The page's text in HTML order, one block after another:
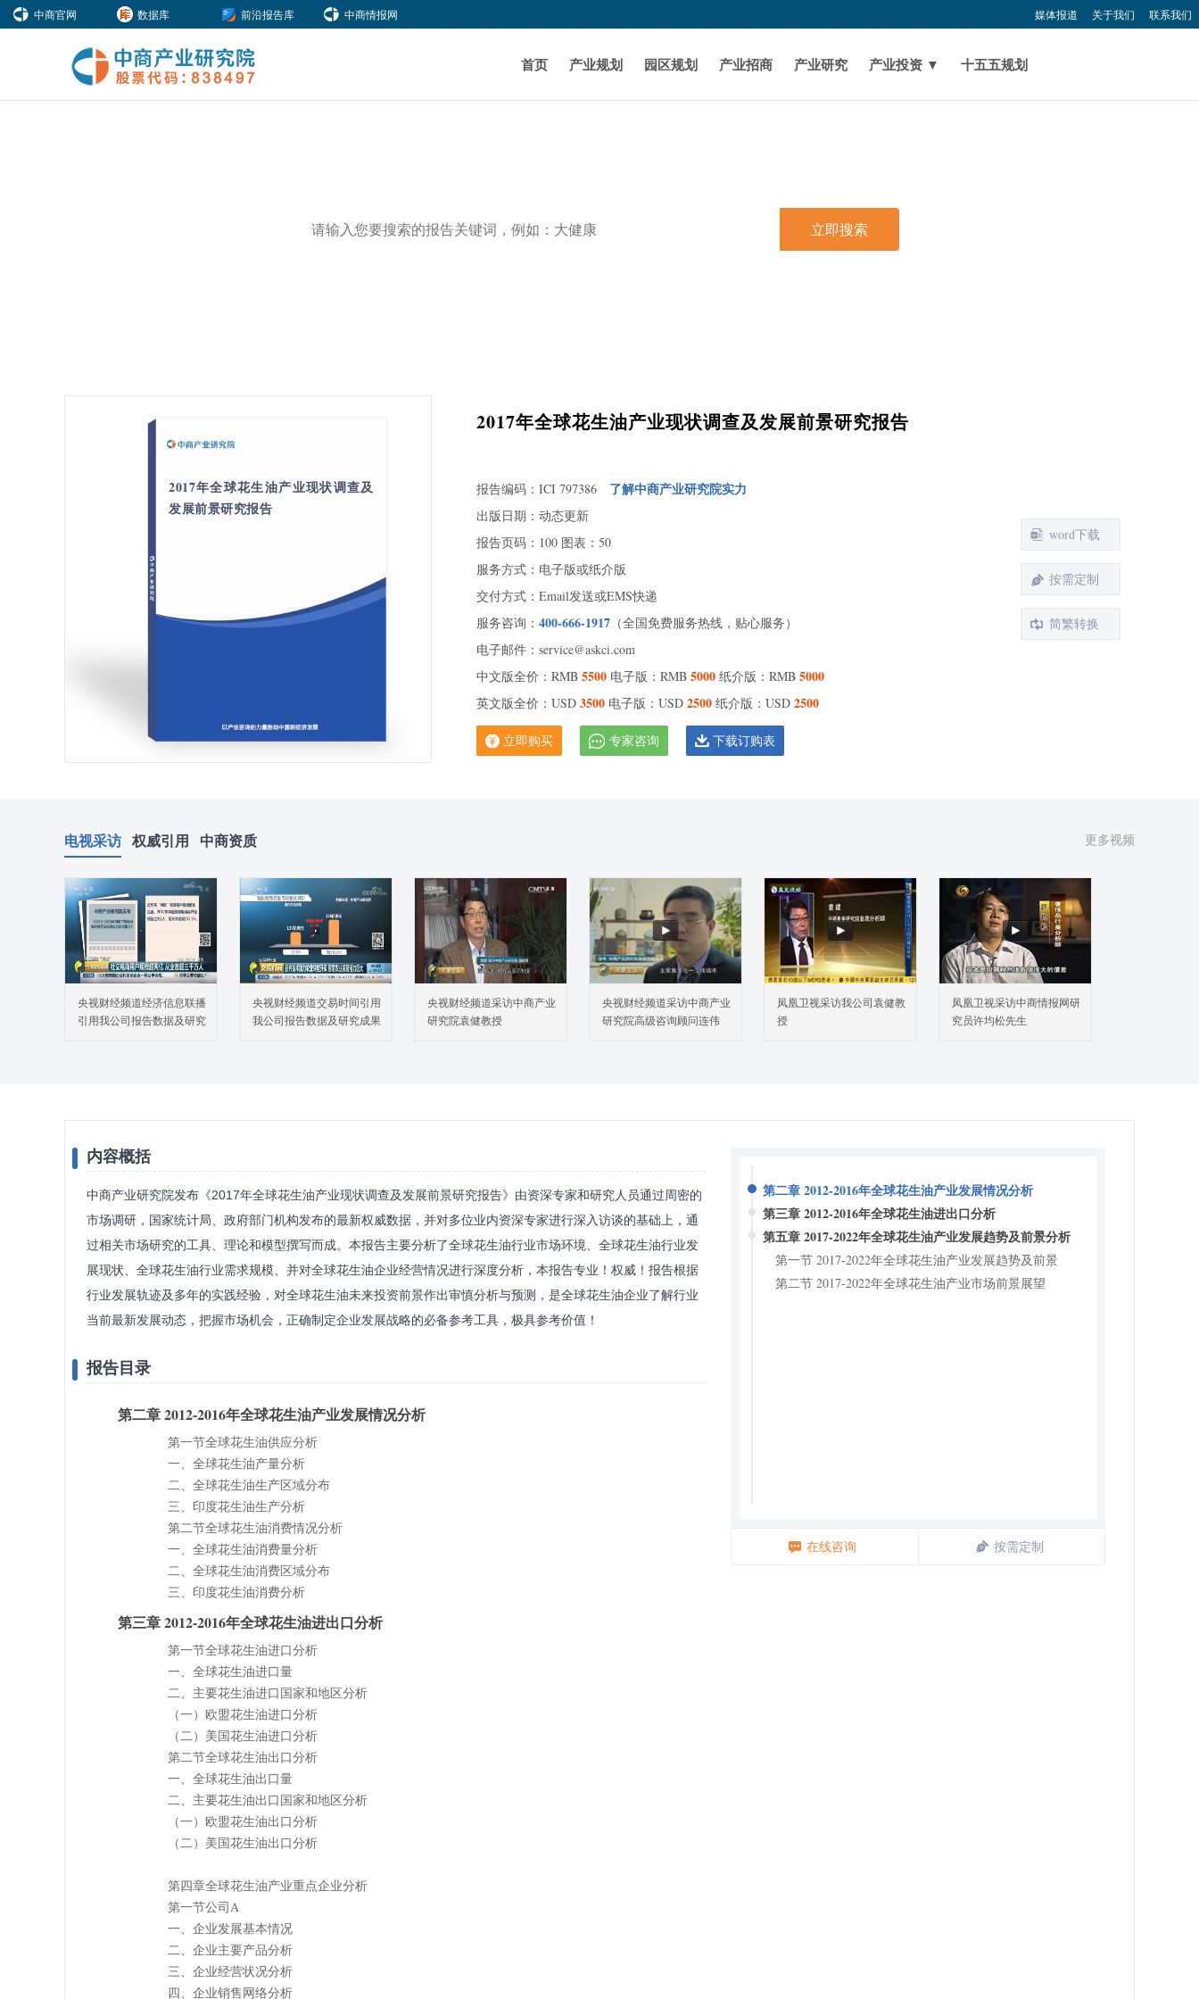
中商官网 数据库 前沿报告库 中商情报网 媒体报道 关于我们 联系我们
首页 产业规划 园区规划 产业招商 产业研究 产业投资 ▼ 十五五规划
立即搜索
2017年全球花生油产业现状调查及
发展前景研究报告
2017年全球花生油产业现状调查及发展前景研究报告
报告编码：ICI 797386 了解中商产业研究院实力
出版日期：动态更新
报告页码：100 图表：50
服务方式：电子版或纸介版
交付方式：Email发送或EMS快递
服务咨询： 400-666-1917 （全国免费服务热线，贴心服务）
电子邮件：service@askci.com
中文版全价：RMB 5500 电子版：RMB 5000 纸介版：RMB 5000
英文版全价：USD 3500 电子版：USD 2500 纸介版：USD 2500
立即购买 专家咨询 下载订购表
word下载
按需定制
简繁转换
电视采访 权威引用 中商资质
央视财经频道经济信息联播
引用我公司报告数据及研究
央视财经频道交易时间引用
我公司报告数据及研究成果
央视财经频道采访中商产业
研究院袁健教授
央视财经频道采访中商产业
研究院高级咨询顾问连伟
凤凰卫视采访我公司袁健教
授
凤凰卫视采访中商情报网研
究员许均松先生
更多视频
内容概括
中商产业研究院发布《2017年全球花生油产业现状调查及发展前景研究报告》由资深专家和研究人员通过周密的
市场调研，国家统计局、政府部门机构发布的最新权威数据，并对多位业内资深专家进行深入访谈的基础上，通
过相关市场研究的工具、理论和模型撰写而成。本报告主要分析了全球花生油行业市场环境、全球花生油行业发
展现状、全球花生油行业需求规模、并对全球花生油企业经营情况进行深度分析，本报告专业！权威！报告根据
行业发展轨迹及多年的实践经验，对全球花生油未来投资前景作出审慎分析与预测，是全球花生油企业了解行业
当前最新发展动态，把握市场机会，正确制定企业发展战略的必备参考工具，极具参考价值！
报告目录
第二章 2012-2016年全球花生油产业发展情况分析
第一节全球花生油供应分析
一、全球花生油产量分析
二、全球花生油生产区域分布
三、印度花生油生产分析
第二节全球花生油消费情况分析
一、全球花生油消费量分析
二、全球花生油消费区域分布
三、印度花生油消费分析
第三章 2012-2016年全球花生油进出口分析
第一节全球花生油进口分析
一、全球花生油进口量
二、主要花生油进口国家和地区分析
（一）欧盟花生油进口分析
（二）美国花生油进口分析
第二节全球花生油出口分析
一、全球花生油出口量
二、主要花生油出口国家和地区分析
（一）欧盟花生油出口分析
（二）美国花生油出口分析
第四章全球花生油产业重点企业分析
第一节公司A
一、企业发展基本情况
二、企业主要产品分析
三、企业经营状况分析
四、企业销售网络分析
第二章 2012-2016年全球花生油产业发展情况分析
第三章 2012-2016年全球花生油进出口分析
第五章 2017-2022年全球花生油产业发展趋势及前景分析
第一节 2017-2022年全球花生油产业发展趋势及前景
第二节 2017-2022年全球花生油产业市场前景展望
在线咨询 按需定制